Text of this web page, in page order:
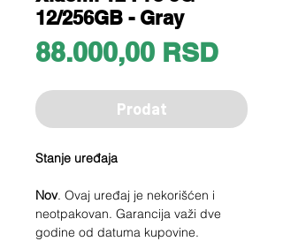
12/256GB - Gray
88.000,00 RSDPrice
Prodat
Stanje uređaja
Nov. Ovaj uređaj je nekorišćen i
neotpakovan. Garancija važi dve
godine od datuma kupovine.